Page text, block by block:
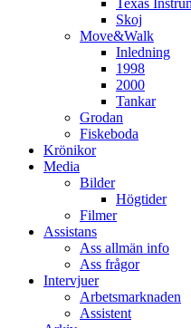
Skoj
Move&Walk
Inledning
1998
2000
Tankar
Grodan
Fiskeboda
Krönikor
Media
Bilder
Högtider
Filmer
Assistans
Ass allmän info
Ass frågor
Intervjuer
Arbetsmarknaden
Assistent